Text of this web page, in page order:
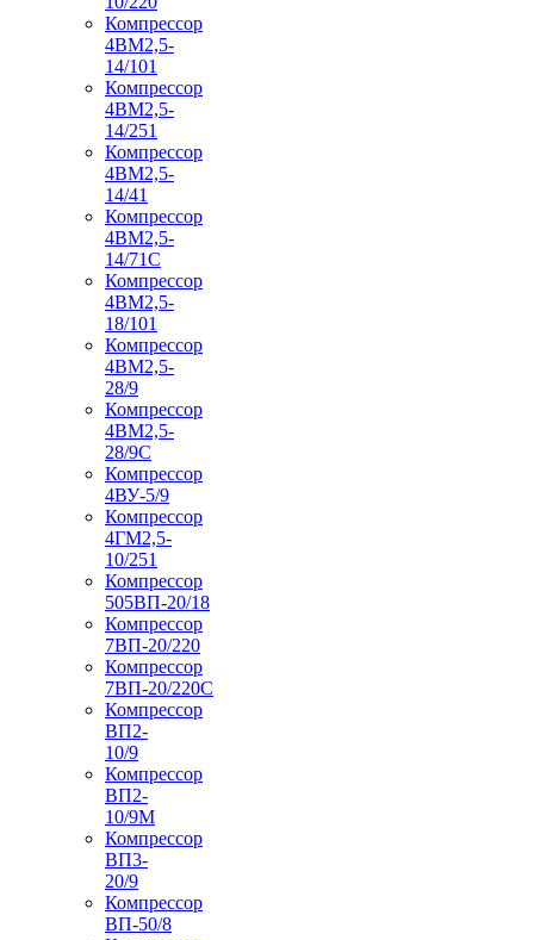
Компрессор
4ВМ2,5-
14/101
Компрессор
4ВМ2,5-
14/251
Компрессор
4ВМ2,5-
14/41
Компрессор
4ВМ2,5-
14/71C
Компрессор
4ВМ2,5-
18/101
Компрессор
4ВМ2,5-
28/9
Компрессор
4ВМ2,5-
28/9С
Компрессор
4ВУ-5/9
Компрессор
4ГМ2,5-
10/251
Компрессор
505ВП-20/18
Компрессор
7ВП-20/220
Компрессор
7ВП-20/220С
Компрессор
ВП2-
10/9
Компрессор
ВП2-
10/9М
Компрессор
ВП3-
20/9
Компрессор
ВП-50/8